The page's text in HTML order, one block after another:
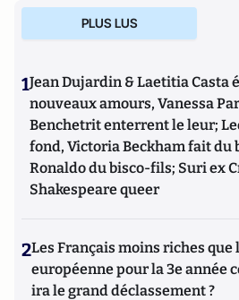
PLUS LUS
1Jean Dujardin & Laetitia Casta
nouveaux amours, Vanessa
Benchetrit enterrent le leur;
fond, Victoria Beckham fait du
Ronaldo du bisco-fils; Suri ex
Shakespeare queer
2Les Français moins riches que
européenne pour la 3e année
ira le grand déclassement ?